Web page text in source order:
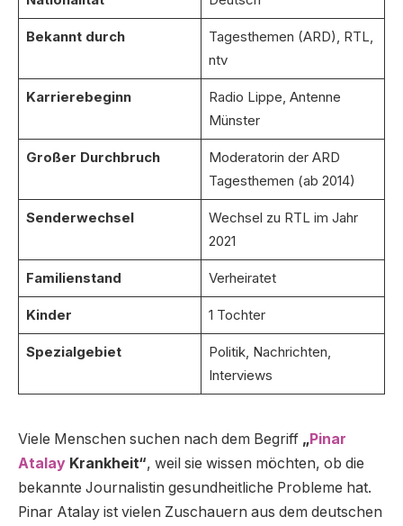
Bekannt durch
Tagesthemen (ARD), RTL,
ntv
Karrierebeginn
Radio Lippe, Antenne
Münster
Großer Durchbruch
Moderatorin der ARD
Tagesthemen (ab 2014)
Senderwechsel
Wechsel zu RTL im Jahr
2021
Familienstand Verheiratet
Kinder 1 Tochter
Spezialgebiet
Politik, Nachrichten,
Interviews
Viele Menschen suchen nach dem Begriff „Pinar
Atalay Krankheit“, weil sie wissen möchten, ob die
bekannte Journalistin gesundheitliche Probleme hat.
Pinar Atalay ist vielen Zuschauern aus dem deutschen